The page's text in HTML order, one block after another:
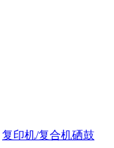
复印机/复合机硒鼓